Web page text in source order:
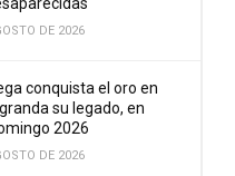
DE 2026
conquista el oro en
su legado, en
2026
DE 2026